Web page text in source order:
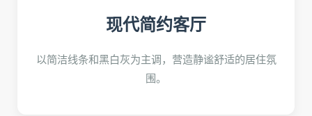
现代简约客厅
以简洁线条和黑白灰为主调，营造静谧舒适的居住氛
围。